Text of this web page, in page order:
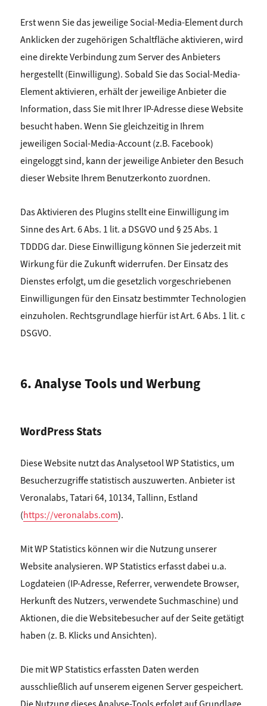
Erst wenn Sie das jeweilige Social-Media-Element durch
Anklicken der zugehörigen Schaltfläche aktivieren,wird
eine direkte Verbindung zum Server des Anbieters
hergestellt (Einwilligung). Sobald Sie das Social-Media-
Element aktivieren, erhält der jeweilige Anbieter die
Information, dass Sie mit Ihrer IP-Adresse dieseWebsite
besucht haben. Wenn Sie gleichzeitig in Ihrem
jeweiligen Social-Media-Account (z.B. Facebook)
eingeloggt sind, kann der jeweilige Anbieter den Besuch
dieser Website Ihrem Benutzerkonto zuordnen.
Das Aktivieren des Plugins stellt eine Einwilligung im
Sinne des Art. 6 Abs. 1 lit. a DSGVO und § 25 Abs. 1
TDDDG dar. Diese Einwilligung können Sie jederzeit mit
Wirkung für die Zukunft widerrufen. Der Einsatz des
Dienstes erfolgt, um die gesetzlich vorgeschriebenen
Einwilligungen für den Einsatzbestimmter Technologien
einzuholen. Rechtsgrundlage hierfür ist Art. 6 Abs. 1 lit. c
DSGVO.
6. Analyse Tools und Werbung
WordPress Stats
Diese Website nutzt das Analysetool WP Statistics, um
Besucherzugriffe statistisch auszuwerten. Anbieterist
Veronalabs, Tatari 64, 10134, Tallinn, Estland
(https://veronalabs.com).
Mit WP Statistics können wir die Nutzung unserer
Website analysieren. WP Statistics erfasst dabei u.a.
Logdateien (IP-Adresse, Referrer, verwendete Browser,
Herkunft des Nutzers, verwendete Suchmaschine) und
Aktionen, die die Websitebesucher auf der Seite getätigt
haben (z. B. Klicks und Ansichten).
Die mit WP Statistics erfassten Daten werden
ausschließlich auf unserem eigenen Server gespeichert.